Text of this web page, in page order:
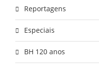
Reportagens
Especiais
BH 120 anos